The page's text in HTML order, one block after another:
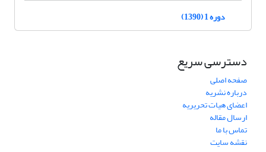
دوره 1 (1390)
دسترسی سریع
صفحه اصلی
درباره نشریه
اعضای هیات تحریریه
ارسال مقاله
تماس با ما
نقشه سایت